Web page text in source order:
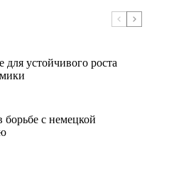
для устойчивого роста
с немецкой